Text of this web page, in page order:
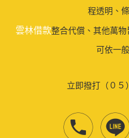
程透明、
雲林借款整合代償、其他萬
可依一
立即撥打（０５